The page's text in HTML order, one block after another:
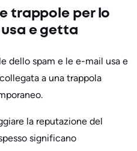
trappole per lo
e getta
dello spam e le e-mail usa e
a una trappola
la reputazione del
significano